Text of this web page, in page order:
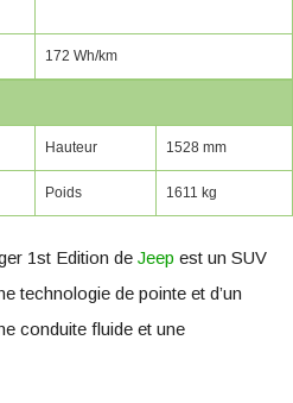
172 Wh/km
Hauteur 1528 mm
Poids 1611 kg
1st Edition de Jeep est un SUV
technologie de pointe et d’un
conduite fluide et une